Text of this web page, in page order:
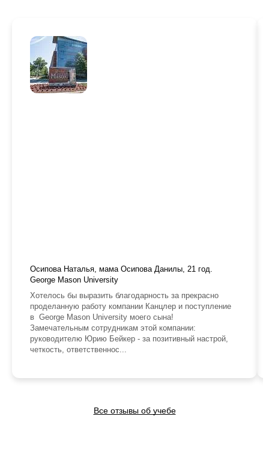
Осипова Наталья, мама Осипова Данилы, 21 год.
George Mason University
Хотелось бы выразить благодарность за прекрасно
проделанную работу компании Канцлер и поступление
в George Mason University моего сына!
Замечательным сотрудникам этой компании:
руководителю Юрию Бейкер - за позитивный настрой,
четкость, ответственнос...
Все отзывы об учебе